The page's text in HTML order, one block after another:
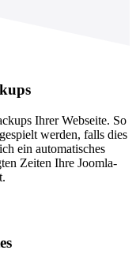
Ihrer Webseite. So
werden, falls dies
ein automatisches
Zeiten Ihre Joomla-